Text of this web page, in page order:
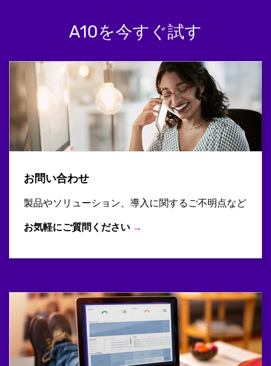
A10を今すぐ試す
お問い合わせ
製品やソリューション、導入に関するご不明点など
お気軽にご質問ください →